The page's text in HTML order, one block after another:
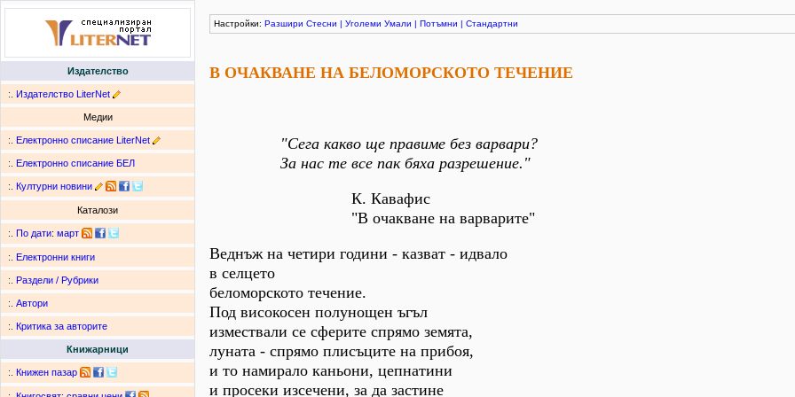
Издателство
:. Издателство LiterNet
Медии
:. Електронно списание LiterNet
:. Електронно списание БЕЛ
:. Културни новини
Каталози
:. По дати: март
:. Електронни книги
:. Раздели / Рубрики
:. Автори
:. Критика за авторите
Книжарници
:. Книжен пазар
Настройки: Разшири Стесни | Уголеми Умали | Потъмни | Стандартни
В ОЧАКВАНЕ НА БЕЛОМОРСКОТО ТЕЧЕНИЕ
"Сега какво ще правиме без варвари?
За нас те все пак бяха разрешение."
К. Кавафис
"В очакване на варварите"
Веднъж на четири години - казват - идвало
в селцето
беломорското течение.
Под високосен полунощен ъгъл
измествали се сферите спрямо земята,
луната - спрямо плисъците на прибоя,
и то намирало каньони, цепнатини
и просеки изсечени, за да застине